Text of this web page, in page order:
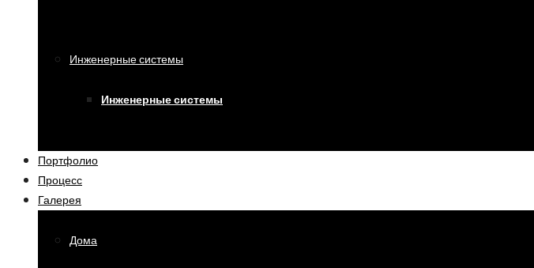
Инженерные системы
Инженерные системы
Портфолио
Процесс
Галерея
Дома